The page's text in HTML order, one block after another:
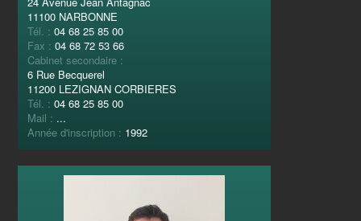
11100 NARBONNE
Tél. :04 68 25 85 00
Fax :04 68 72 53 66
Cabinet secondaire :
6 Rue Becquerel
11200 LEZIGNAN CORBIERES
Tél. :04 68 25 85 00
Mail : ...
Année d'inscription : 1992